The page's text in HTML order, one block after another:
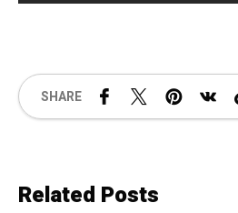
SHARE
Related Posts